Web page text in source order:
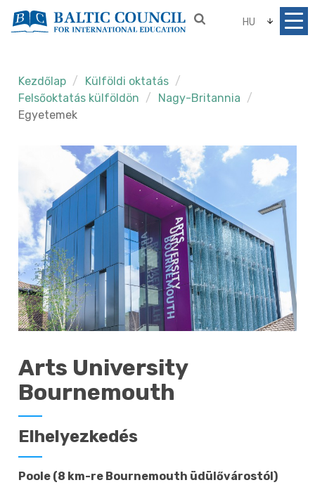
HU
Kezdőlap
Külföldi oktatás
Felsőoktatás külföldön
Nagy-Britannia
Egyetemek
Arts University
Bournemouth
Elhelyezkedés
Poole (8 km-re Bournemouth üdülővárostól)